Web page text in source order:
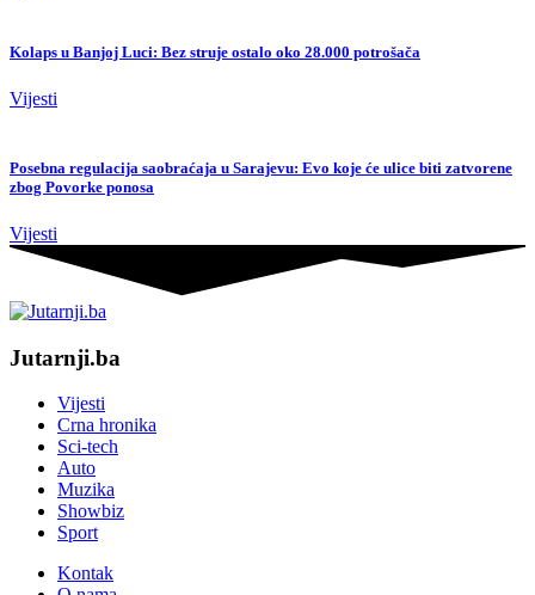
Kolaps u Banjoj Luci: Bez struje ostalo oko 28.000 potrošača
Vijesti
Posebna regulacija saobraćaja u Sarajevu: Evo koje će ulice biti zatvorene
zbog Povorke ponosa
Vijesti
Jutarnji.ba
Vijesti
Crna hronika
Sci-tech
Auto
Muzika
Showbiz
Sport
Kontak